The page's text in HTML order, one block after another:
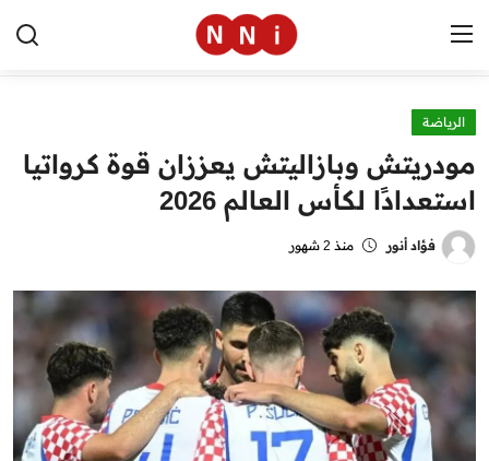
الرئيسية
اخبار مصر
العالم
مال وأعمال
تقنية
التعليم
الرياضة
مودريتش وبازاليتش يعززان قوة كرواتيا
استعدادًا لكأس العالم 2026
فؤاد أنور منذ 2 شهور